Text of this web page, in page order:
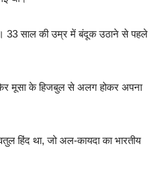
33 साल की उम्र में बंदूक उठाने से पहले
मूसा के हिजबुल से अलग होकर अपना
हिंद था, जो अल-कायदा का भारतीय